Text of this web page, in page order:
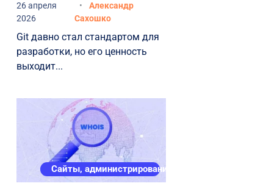
26 апреля
2026
Александр
Сахошко
Git давно стал стандартом для
разработки, но его ценность
выходит...
Сайты, администрирование